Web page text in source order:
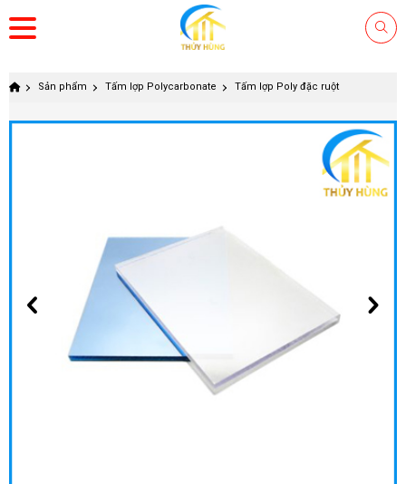
Sản phẩm Tấm lợp Polycarbonate Tấm lợp Poly đặc ruột